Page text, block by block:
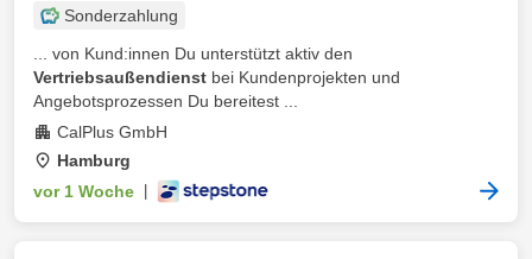
Sonderzahlung
... von Kund:innen Du unterstützt aktiv den
Vertriebsaußendienst bei Kundenprojekten und
Angebotsprozessen Du bereitest ...
CalPlus GmbH
Hamburg
vor 1 Woche